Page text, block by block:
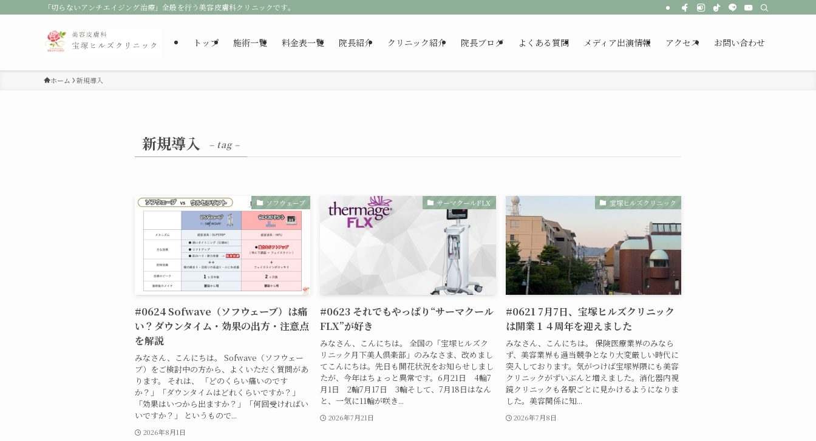
「切らないアンチエイジング治療」全般を行う美容皮膚科クリニックです。
トップ 施術一覧 料金表一覧 院長紹介 クリニック紹介 院長ブログ よくある質問 メディア出演情報 アクセス お問い合わせ
ホーム 新規導入
新規導入 – tag –
ソフウェーブ
#0624 Sofwave（ソフウェーブ）は痛
い？ダウンタイム・効果の出方・注意点
を解説
みなさん、こんにちは。 Sofwave（ソフウェー
ブ）をご検討中の方から、よくいただく質問があ
ります。 それは、 「どのくらい痛いのです
か？」「ダウンタイムはどれくらいですか？」
「効果はいつから出ますか？」「何回受ければい
いですか？」 というもので...
2026年8月1日
サーマクールFLX
#0623 それでもやっぱり“サーマクール
FLX”が好き
みなさん、こんにちは。 全国の「宝塚ヒルズク
リニック月下美人倶楽部」のみなさま、改めまし
てこんにちは。先日も開花状況をお知らせしまし
たが、今年はちょっと異常です。6月21日 4輪7
月1日 2輪7月17日 3輪そして、7月18日はなん
と、一気に11輪が咲き...
2026年7月21日
宝塚ヒルズクリニック
#0621 7月7日、宝塚ヒルズクリニック
は開業１４周年を迎えました
みなさん、こんにちは。 保険医療業界のみなら
ず、美容業界も過当競争となり大変厳しい時代に
突入しております。気がつけば宝塚界隈にも美容
クリニックがずいぶんと増えました。消化器内視
鏡クリニックも各駅ごとに見かけるようになりま
した。美容関係に知...
2026年7月8日